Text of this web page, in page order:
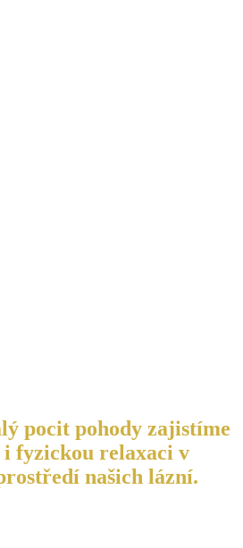
pocit pohody zajistíme
i fyzickou relaxaci v
našich lázní.